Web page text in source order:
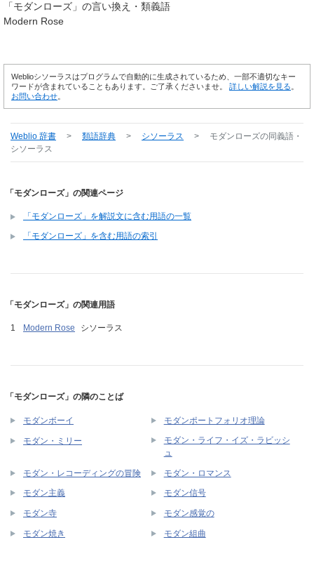
「モダンローズ 」の言い換え・類義語
Modern Rose
Weblioシソーラスはプログラムで自動的に生成されているため、一部不適切なキー
ワードが含まれていることもあります。ご了承くださいませ。 詳しい解説を見る
お問い合わせ
Weblio 辞書 > 類語辞典 > シソーラス > モダンローズの同義語・
シソーラス
「モダンローズ」の関連ページ
「モダンローズ」を解説文に含む用語の一覧
「モダンローズ」を含む用語の索引
「モダンローズ」の関連用語
Modern Rose シソーラス
「モダンローズ」の隣のことば
モダンボーイ モダンポートフォリオ理論
モダン・ミリー
モダン・ライフ・イズ・ラビッシ
ュ
モダン・レコーディングの冒険 モダン・ロマンス
モダン主義 モダン信号
モダン寺 モダン感覚の
モダン焼き モダン組曲